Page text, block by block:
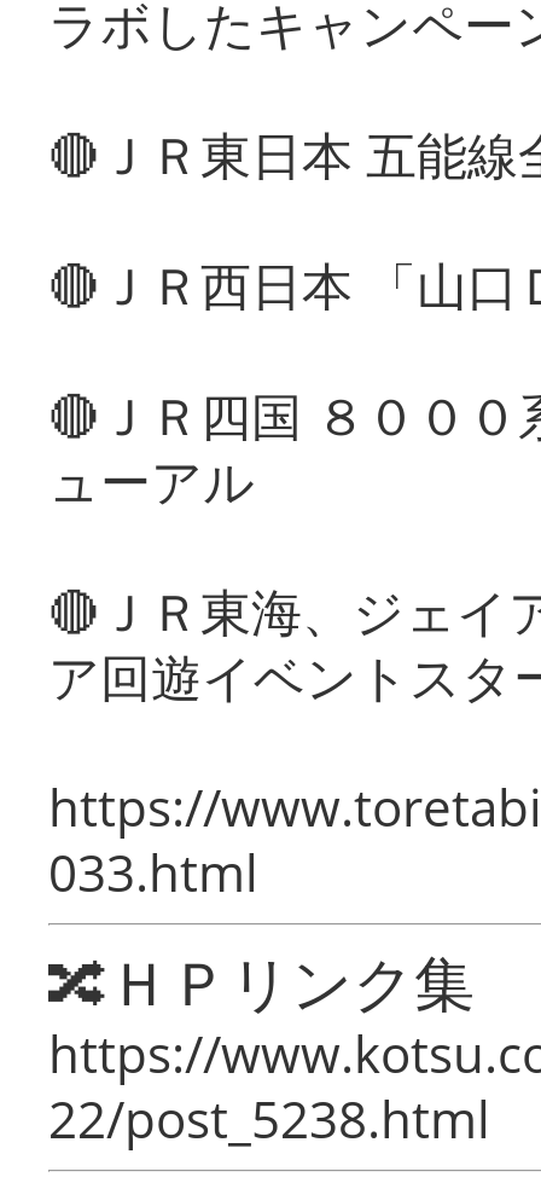
ラボしたキャンペー
🔴ＪＲ東日本 五能
🔴ＪＲ西日本 「山
🔴ＪＲ四国 ８００
ューアル
🔴ＪＲ東海、ジェイ
ア回遊イベントスタ
https://
033.html
🔀ＨＰリンク集
https://
22/post_5238.html